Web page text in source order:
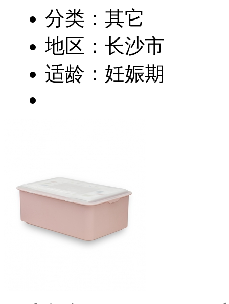
分类：其它
地区：长沙市
适龄：妊娠期